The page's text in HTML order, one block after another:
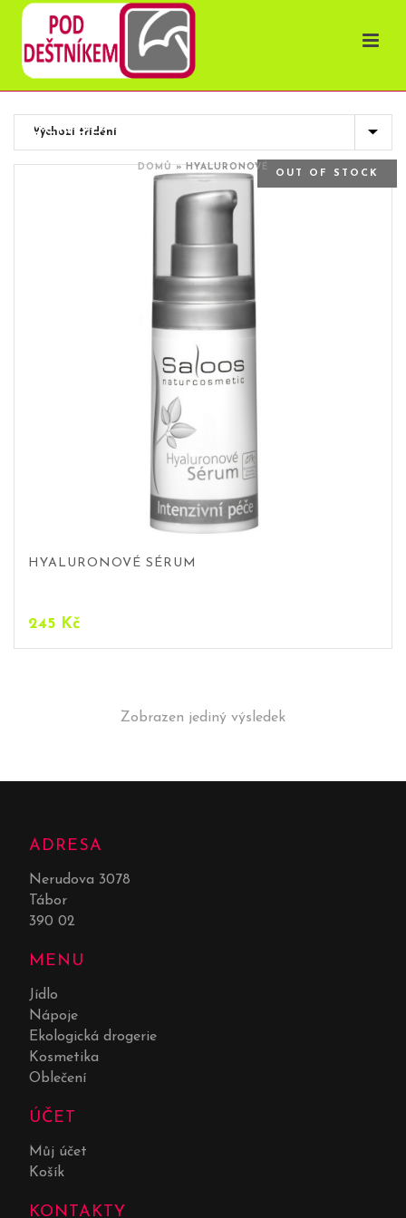
OBCHOD
DOMŮ»HYALURONOVÉ
OUT OF STOCK
HYALURONOVÉ SÉRUM
245 Kč
Zobrazen jediný výsledek
ADRESA
Nerudova 3078
Tábor
390 02
MENU
Jídlo
Nápoje
Ekologická drogerie
Kosmetika
Oblečení
ÚČET
Můj účet
Košík
KONTAKTY